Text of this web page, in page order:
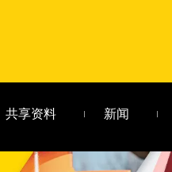
共享资料 新闻